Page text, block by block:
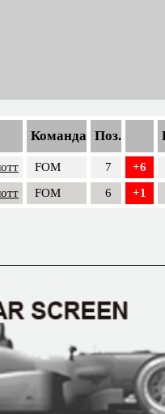
Команда Поз.
FOM 7
+6
FOM 6 +1